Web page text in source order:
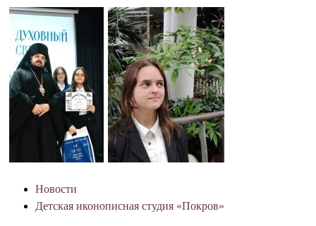
о
д
н
о
Новости
Детская иконописная студия «Покров»